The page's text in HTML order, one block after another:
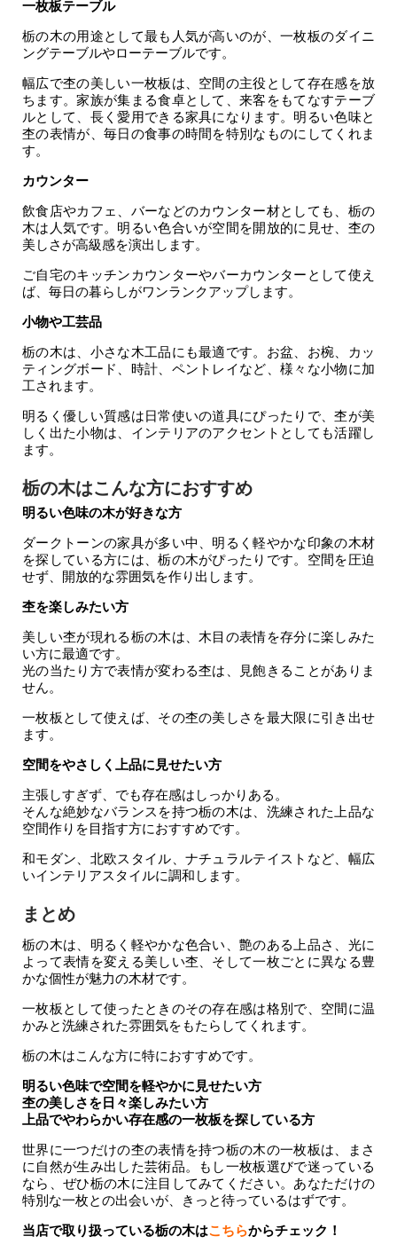
一枚板テーブル
栃の木の用途として最も人気が高いのが、一枚板のダイニ
ングテーブルやローテーブルです。
幅広で杢の美しい一枚板は、空間の主役として存在感を放
ちます。家族が集まる食卓として、来客をもてなすテーブ
ルとして、長く愛用できる家具になります。明るい色味と
杢の表情が、毎日の食事の時間を特別なものにしてくれま
す。
カウンター
飲食店やカフェ、バーなどのカウンター材としても、栃の
木は人気です。明るい色合いが空間を開放的に見せ、杢の
美しさが高級感を演出します。
ご自宅のキッチンカウンターやバーカウンターとして使え
ば、毎日の暮らしがワンランクアップします。
小物や工芸品
栃の木は、小さな木工品にも最適です。お盆、お椀、カッ
ティングボード、時計、ペントレイなど、様々な小物に加
工されます。
明るく優しい質感は日常使いの道具にぴったりで、杢が美
しく出た小物は、インテリアのアクセントとしても活躍し
ます。
栃の木はこんな方におすすめ
明るい色味の木が好きな方
ダークトーンの家具が多い中、明るく軽やかな印象の木材
を探している方には、栃の木がぴったりです。空間を圧迫
せず、開放的な雰囲気を作り出します。
杢を楽しみたい方
美しい杢が現れる栃の木は、木目の表情を存分に楽しみた
い方に最適です。
光の当たり方で表情が変わる杢は、見飽きることがありま
せん。
一枚板として使えば、その杢の美しさを最大限に引き出せ
ます。
空間をやさしく上品に見せたい方
主張しすぎず、でも存在感はしっかりある。
そんな絶妙なバランスを持つ栃の木は、洗練された上品な
空間作りを目指す方におすすめです。
和モダン、北欧スタイル、ナチュラルテイストなど、幅広
いインテリアスタイルに調和します。
まとめ
栃の木は、明るく軽やかな色合い、艶のある上品さ、光に
よって表情を変える美しい杢、そして一枚ごとに異なる豊
かな個性が魅力の木材です。
一枚板として使ったときのその存在感は格別で、空間に温
かみと洗練された雰囲気をもたらしてくれます。
栃の木はこんな方に特におすすめです。
明るい色味で空間を軽やかに見せたい方
杢の美しさを日々楽しみたい方
上品でやわらかい存在感の一枚板を探している方
世界に一つだけの杢の表情を持つ栃の木の一枚板は、まさ
に自然が生み出した芸術品。もし一枚板選びで迷っている
なら、ぜひ栃の木に注目してみてください。あなただけの
特別な一枚との出会いが、きっと待っているはずです。
当店で取り扱っている栃の木はこちらからチェック！